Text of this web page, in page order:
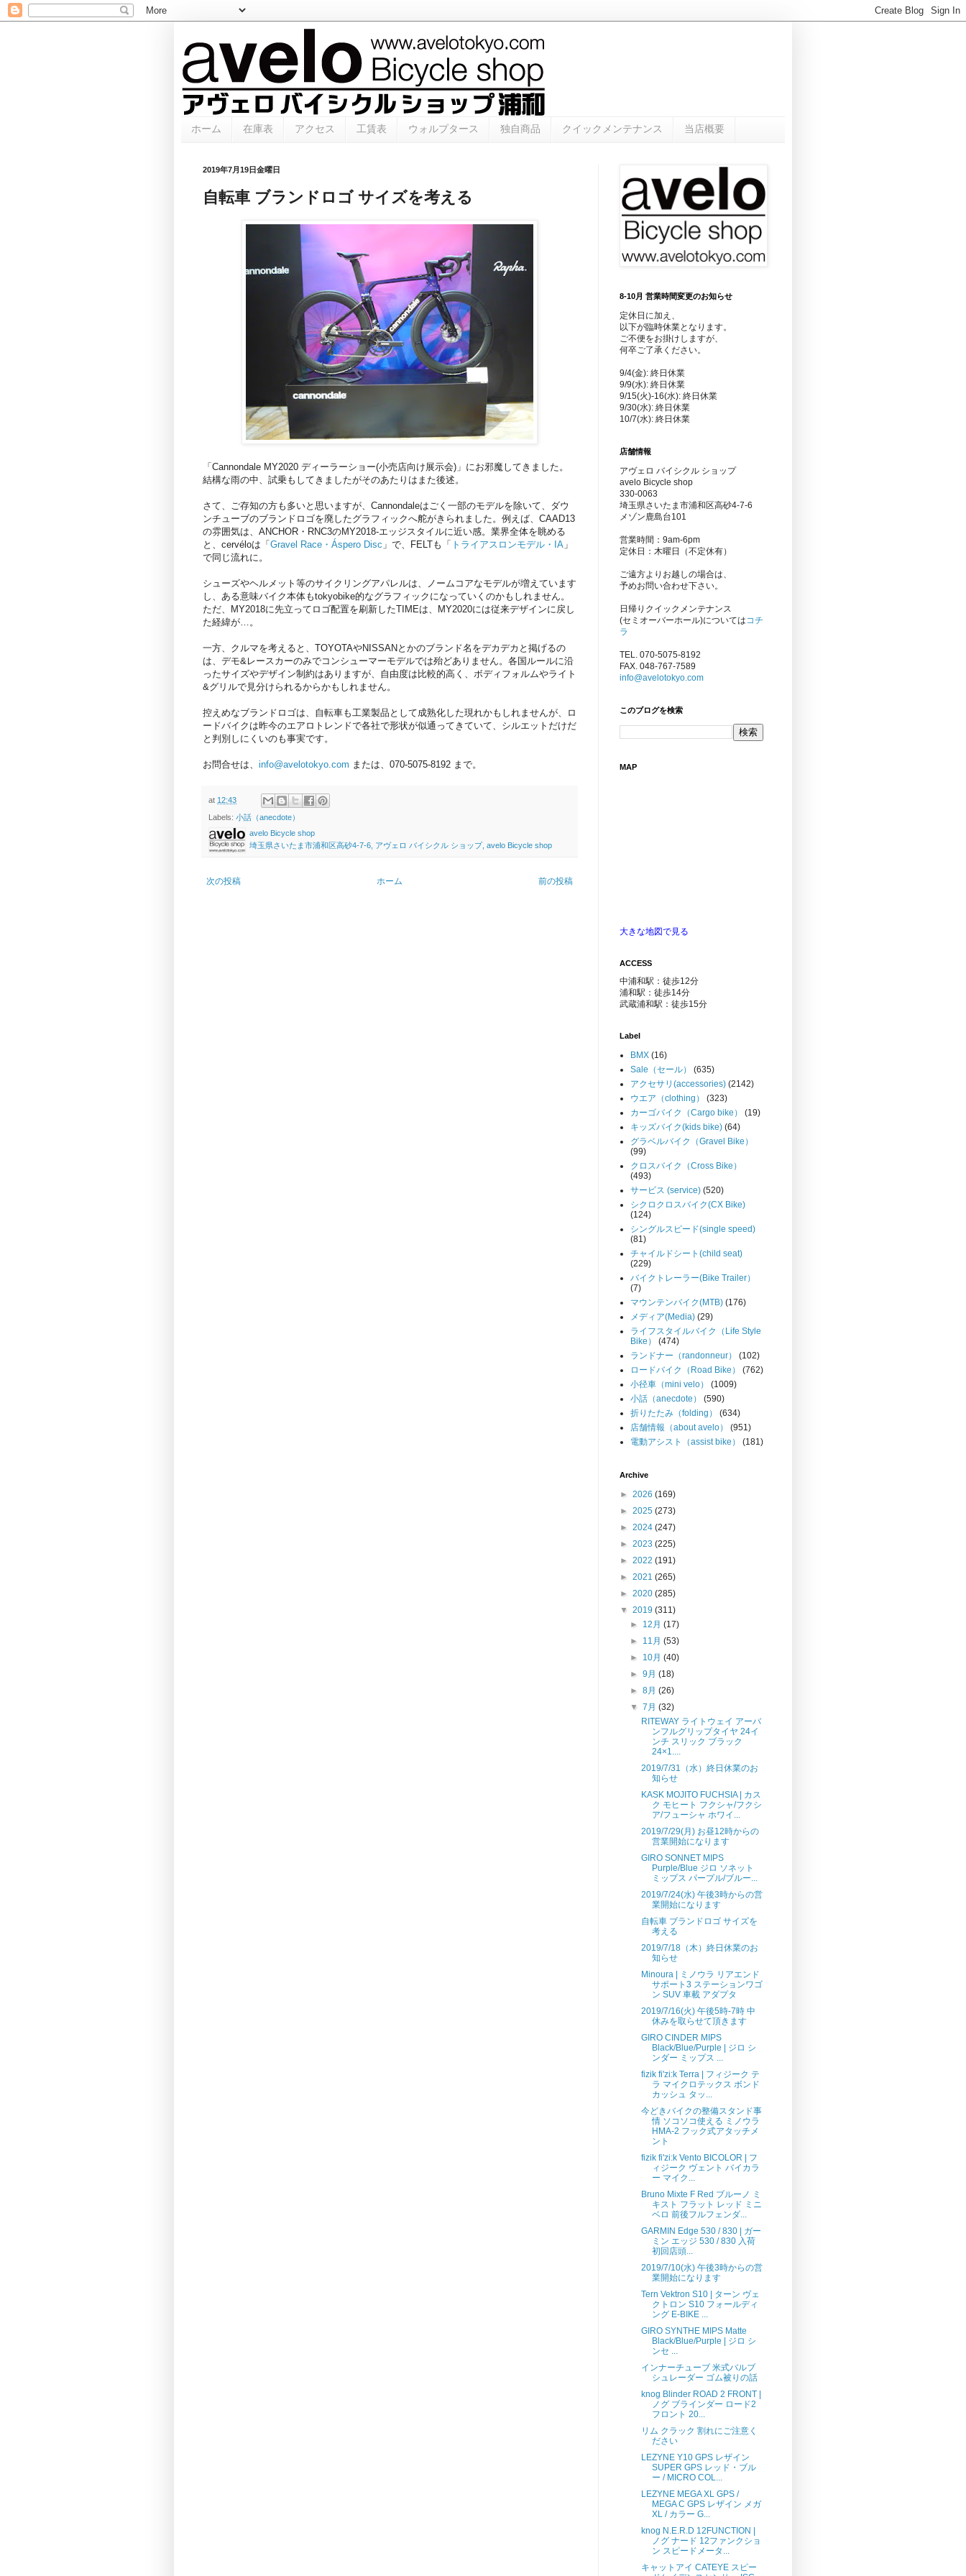
ホーム 在庫表 アクセス 工賃表 ウォルプタース 独自商品 クイックメンテナンス 当店概要
2019年7月19日金曜日
自転車 ブランドロゴ サイズを考える
「Cannondale MY2020 ディーラーショー(小売店向け展示会)」にお邪魔してきました。
結構な雨の中、試乗もしてきましたがそのあたりはまた後述。
さて、ご存知の方も多いと思いますが、Cannondaleはごく一部のモデルを除いて、ダウ
ンチューブのブランドロゴを廃したグラフィックへ舵がきられました。例えば、CAAD13
の雰囲気は、ANCHOR・RNC3のMY2018-エッジスタイルに近い感。業界全体を眺める
と、cervéloは「 Gravel Race・Áspero Disc 」で、FELTも「 トライアスロンモデル・IA 」
で同じ流れに。
シューズやヘルメット等のサイクリングアパレルは、ノームコアなモデルが増えています
し、ある意味バイク本体もtokyobike的なグラフィックになっていくのかもしれません。
ただ、MY2018に先立ってロゴ配置を刷新したTIMEは、MY2020には従来デザインに戻し
た経緯が…。
一方、クルマを考えると、TOYOTAやNISSANとかのブランド名をデカデカと掲げるの
は、デモ&レースカーのみでコンシューマーモデルでは殆どありません。各国ルールに沿
ったサイズやデザイン制約はありますが、自由度は比較的高く、ボディフォルムやライト
&グリルで見分けられるからかもしれません。
控えめなブランドロゴは、自転車も工業製品として成熟化した現れかもしれませんが、ロ
ードバイクは昨今のエアロトレンドで各社で形状が似通ってきていて、シルエットだけだ
と判別しにくいのも事実です。
お問合せは、 info@avelotokyo.com または、070-5075-8192 まで。
at 12:43
Labels: 小話（anecdote）
avelo Bicycle shop
埼玉県さいたま市浦和区高砂4-7-6, アヴェロ バイシクル ショップ, avelo Bicycle shop
次の投稿 前の投稿
ホーム
8-10月 営業時間変更のお知らせ
定休日に加え、
以下が臨時休業となります。
ご不便をお掛けしますが、
何卒ご了承ください。
9/4(金): 終日休業
9/9(水): 終日休業
9/15(火)-16(水): 終日休業
9/30(水): 終日休業
10/7(水): 終日休業
店舗情報
アヴェロ バイシクル ショップ
avelo Bicycle shop
330-0063
埼玉県さいたま市浦和区高砂4-7-6
メゾン鹿島台101
営業時間：9am-6pm
定休日：木曜日（不定休有）
ご遠方よりお越しの場合は、
予めお問い合わせ下さい。
日帰りクイックメンテナンス
(セミオーバーホール)については コチ
ラ
TEL. 070-5075-8192
FAX. 048-767-7589
info@avelotokyo.com
このブログを検索
MAP
大きな地図で見る
ACCESS
中浦和駅：徒歩12分
浦和駅：徒歩14分
武蔵浦和駅：徒歩15分
Label
BMX (16)
Sale（セール）
(635)
アクセサリ(accessories) (2142)
ウエア（clothing）
(323)
カーゴバイク（Cargo bike）
(19)
キッズバイク(kids bike) (64)
グラベルバイク（Gravel Bike）
(99)
クロスバイク（Cross Bike）
(493)
サービス (service) (520)
シクロクロスバイク(CX Bike)
(124)
シングルスピード(single speed)
(81)
チャイルドシート(child seat)
(229)
バイクトレーラー(Bike Trailer）
(7)
マウンテンバイク(MTB) (176)
メディア(Media) (29)
ライフスタイルバイク（Life Style
Bike）
(474)
ランドナー（randonneur）
(102)
ロードバイク（Road Bike）
(762)
小径車（mini velo）
(1009)
小話（anecdote）
(590)
折りたたみ（folding）
(634)
店舗情報（about avelo）
(951)
電動アシスト（assist bike）
(181)
Archive
► 2026 (169)
► 2025 (273)
► 2024 (247)
► 2023 (225)
► 2022 (191)
► 2021 (265)
► 2020 (285)
▼ 2019 (311)
► 12月(17)
► 11月(53)
► 10月(40)
►9月(18)
►8月(26)
▼7月(32)
RITEWAY ライトウェイ アーバ
ンフルグリップタイヤ 24イ
ンチ スリック ブラック
24×1....
2019/7/31（水）終日休業のお
知らせ
KASK MOJITO FUCHSIA | カス
ク モヒート フクシャ/フクシ
ア/フューシャ ホワイ...
2019/7/29(月) お昼12時からの
営業開始になります
GIRO SONNET MIPS
Purple/Blue ジロ ソネット
ミップス パープル/ブルー...
2019/7/24(水) 午後3時からの営
業開始になります
自転車 ブランドロゴ サイズを
考える
2019/7/18（木）終日休業のお
知らせ
Minoura | ミノウラ リアエンド
サポート3 ステーションワゴ
ン SUV 車載 アダプタ
2019/7/16(火) 午後5時-7時 中
休みを取らせて頂きます
GIRO CINDER MIPS
Black/Blue/Purple | ジロ シ
ンダー ミップス ...
fizik fi'zi:k Terra | フィジーク テ
ラ マイクロテックス ボンド
カッシュ タッ...
今どきバイクの整備スタンド事
情 ソコソコ使える ミノウラ
HMA-2 フック式アタッチメ
ント
fizik fi'zi:k Vento BICOLOR | フ
ィジーク ヴェント バイカラ
ー マイク...
Bruno Mixte F Red ブルーノ ミ
キスト フラット レッド ミニ
ベロ 前後フルフェンダ...
GARMIN Edge 530 / 830 | ガー
ミン エッジ 530 / 830 入荷
初回店頭...
2019/7/10(水) 午後3時からの営
業開始になります
Tern Vektron S10 | ターン ヴェ
クトロン S10 フォールディ
ング E-BIKE ...
GIRO SYNTHE MIPS Matte
Black/Blue/Purple | ジロ シ
ンセ ...
インナーチューブ 米式バルブ
シュレーダー ゴム被りの話
knog Blinder ROAD 2 FRONT |
ノグ ブラインダー ロード2
フロント 20...
リム クラック 割れにご注意く
ださい
LEZYNE Y10 GPS レザイン
SUPER GPS レッド・ブル
ー / MICRO COL...
LEZYNE MEGA XL GPS /
MEGA C GPS レザイン メガ
XL / カラー G...
knog N.E.R.D 12FUNCTION |
ノグ ナード 12ファンクショ
ン スピードメータ...
キャットアイ CATEYE スピー